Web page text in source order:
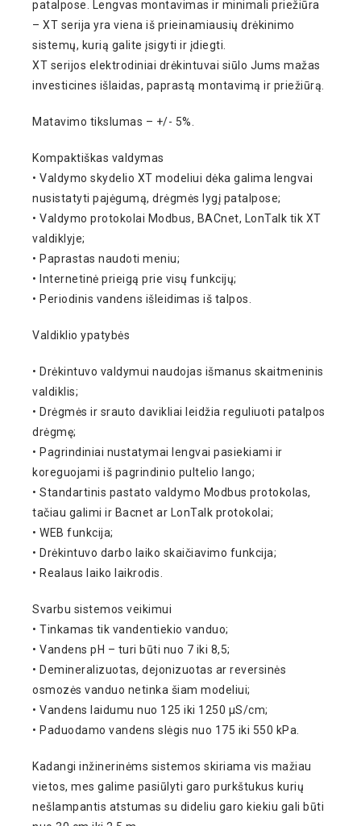
patalpose. Lengvas montavimas ir minimali priežiūra
– XT serija yra viena iš prieinamiausių drėkinimo
sistemų, kurią galite įsigyti ir įdiegti.
XT serijos elektrodiniai drėkintuvai siūlo Jums mažas
investicines išlaidas, paprastą montavimą ir priežiūrą.
Matavimo tikslumas – +/- 5%.
Kompaktiškas valdymas
• Valdymo skydelio XT modeliui dėka galima lengvai
nusistatyti pajėgumą, drėgmės lygį patalpose;
• Valdymo protokolai Modbus, BACnet, LonTalk tik XT
valdiklyje;
• Paprastas naudoti meniu;
• Internetinė prieigą prie visų funkcijų;
• Periodinis vandens išleidimas iš talpos.
Valdiklio ypatybės
• Drėkintuvo valdymui naudojas išmanus skaitmeninis
valdiklis;
• Drėgmės ir srauto davikliai leidžia reguliuoti patalpos
drėgmę;
• Pagrindiniai nustatymai lengvai pasiekiami ir
koreguojami iš pagrindinio pultelio lango;
• Standartinis pastato valdymo Modbus protokolas,
tačiau galimi ir Bacnet ar LonTalk protokolai;
• WEB funkcija;
• Drėkintuvo darbo laiko skaičiavimo funkcija;
• Realaus laiko laikrodis.
Svarbu sistemos veikimui
• Tinkamas tik vandentiekio vanduo;
• Vandens pH – turi būti nuo 7 iki 8,5;
• Demineralizuotas, dejonizuotas ar reversinės
osmozės vanduo netinka šiam modeliui;
• Vandens laidumu nuo 125 iki 1250 μS/cm;
• Paduodamo vandens slėgis nuo 175 iki 550 kPa.
Kadangi inžinerinėms sistemos skiriama vis mažiau
vietos, mes galime pasiūlyti garo purkštukus kurių
nešlampantis atstumas su dideliu garo kiekiu gali būti